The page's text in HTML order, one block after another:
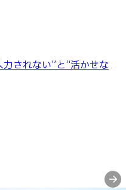
力されない”と“活かせな